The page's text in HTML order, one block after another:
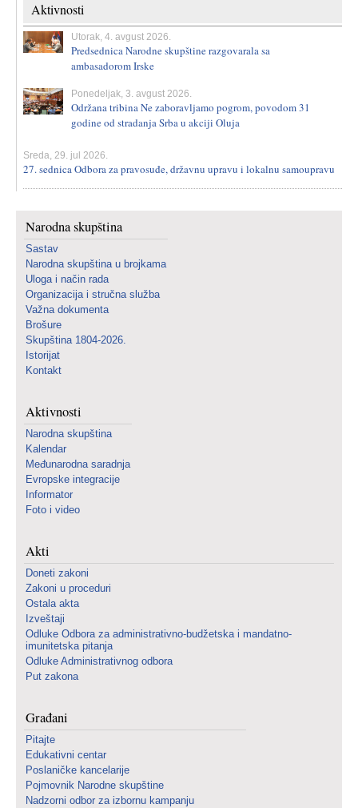
Aktivnosti
Utorak, 4. avgust 2026.
Predsednica Narodne skupštine razgovarala sa
ambasadorom Irske
Ponedeljak, 3. avgust 2026.
Održana tribina Ne zaboravljamo pogrom, povodom 31
godine od stradanja Srba u akciji Oluja
Sreda, 29. jul 2026.
27. sednica Odbora za pravosuđe, državnu upravu i lokalnu samoupravu
Narodna skupština
Sastav
Narodna skupština u brojkama
Uloga i način rada
Organizacija i stručna služba
Važna dokumenta
Brošure
Skupština 1804-2026.
Istorijat
Kontakt
Aktivnosti
Narodna skupština
Kalendar
Međunarodna saradnja
Evropske integracije
Informator
Foto i video
Akti
Doneti zakoni
Zakoni u proceduri
Ostala akta
Izveštaji
Odluke Odbora za administrativno-budžetska i mandatno-
imunitetska pitanja
Odluke Administrativnog odbora
Put zakona
Građani
Pitajte
Edukativni centar
Poslaničke kancelarije
Pojmovnik Narodne skupštine
Nadzorni odbor za izbornu kampanju